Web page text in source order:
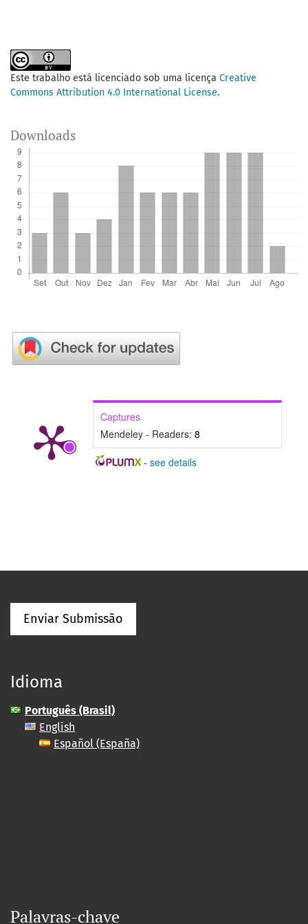
Este trabalho está licenciado sob uma licença Creative
Commons Attribution 4.0 International License.
Downloads
Captures
Mendeley - Readers: 8
- see details
Enviar Submissão
Idioma
Português (Brasil)
English
Español (España)
Palavras-chave